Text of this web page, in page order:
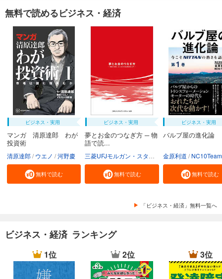
無料で読めるビジネス・経済
ビジネス・実用
マンガ 清原達郎 わが
投資術
清原達郎 ウエノ 河野慶
無料で読む
ビジネス・実用
夢とお金のつなぎ方 ─ 物
語で読...
無料で読む
ビジネス・実用
バルブ屋の進化論
金原利道 NC10Team
無料で読む
「ビジネス・経済」無料一覧へ
ビジネス・経済 ランキング
1位 2位 3位